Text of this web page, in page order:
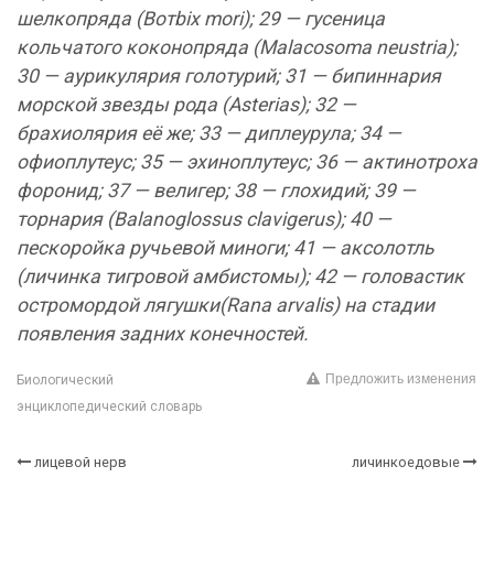
шелкопряда (Вотbiх mori); 29 — гусеница
кольчатого коконопряда (Malacosoma neustria);
30 — аурикулярия голотурий; 31 — бипиннария
морской звезды рода (Asterias); 32 —
брахиолярия её же; 33 — диплеурула; 34 —
офиоплутеус; 35 — эхиноплутеус; 36 — актинотроха
форонид; 37 — велигер; 38 — глохидий; 39 —
торнария (Balanoglossus clavigerus); 40 —
пескоройка ручьевой миноги; 41 — аксолотль
(личинка тигровой амбистомы); 42 — головастик
остромордой лягушки(Rana arvalis) на стадии
появления задних конечностей.
Биологический
энциклопедический словарь
Предложить изменения
лицевой нерв личинкоедовые